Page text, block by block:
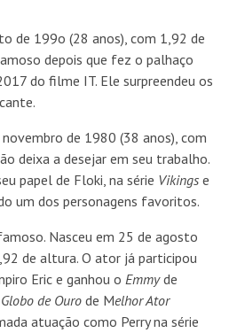
de 199o (28 anos), com 1,92 de
depois que fez o palhaço
do filme IT. Ele surpreendeu os
de 1980 (38 anos), com
deixa a desejar em seu trabalho.
papel de Floki, na série Vikingse
um dos personagens favoritos.
Nasceu em 25 de agosto
de altura. O ator já participou
Eric e ganhou o Emmyde
Globo de Ourode Melhor Ator
atuação como Perry na série